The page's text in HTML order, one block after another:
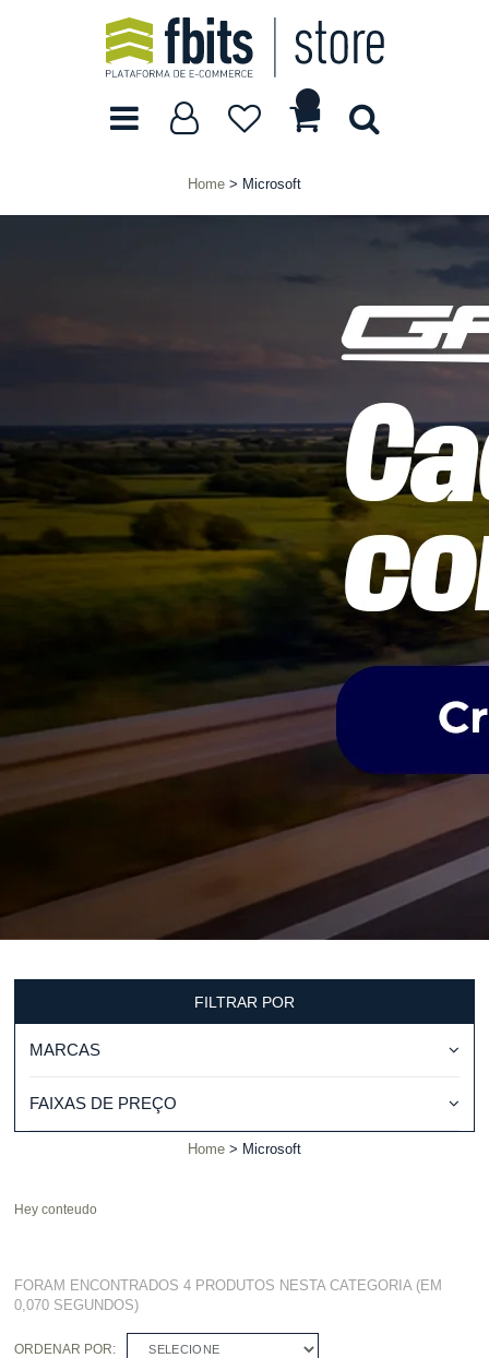
Home Microsoft
FILTRAR POR
MARCAS
FAIXAS DE PREÇO
Home Microsoft
Hey conteudo
FORAM ENCONTRADOS4 PRODUTOS NESTA CATEGORIA (EM
0,070 SEGUNDOS)
ORDENAR POR: SELECIONE